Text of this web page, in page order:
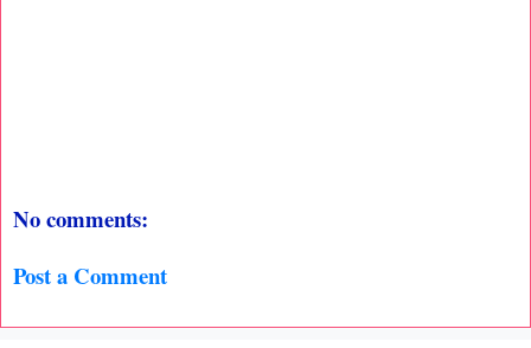
No comments:
Post a Comment